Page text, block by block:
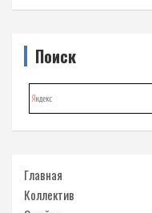
Поиск
Главная
Коллектив